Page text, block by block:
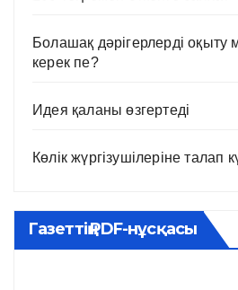
Болашақ дәрігерлерді оқыту
керек пе?
Идея қаланы өзгертеді
Көлік жүргізушілеріне талап
Газеттің PDF-нұсқасы